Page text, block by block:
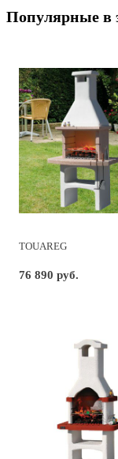
Популярные в
TOUAREG
76 890 руб.